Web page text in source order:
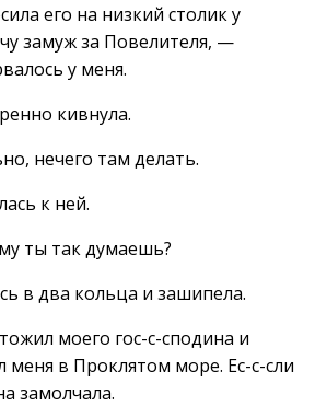
его на низкий столик у
замуж за Повелителя, —
у меня.
кивнула.
нечего там делать.
к ней.
ты так думаешь?
в два кольца и зашипела.
моего гос-с-сподина и
меня в Проклятом море. Ес-с-сли
замолчала.